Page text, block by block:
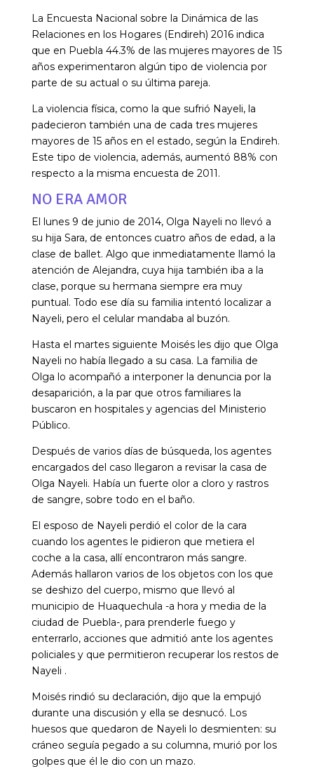
La Encuesta Nacional sobre la Dinámica de las
Relaciones en los Hogares (Endireh) 2016 indica
que en Puebla 44.3% de las mujeres mayores de 15
años experimentaron algún tipo de violencia por
parte de su actual o su última pareja.
La violencia física, como la que sufrió Nayeli, la
padecieron también una de cada tres mujeres
mayores de 15 años en el estado, según la Endireh.
Este tipo de violencia, además, aumentó 88% con
respecto a la misma encuesta de 2011.
NO ERA AMOR
El lunes 9 de junio de 2014, Olga Nayeli no llevó a
su hija Sara, de entonces cuatro años de edad, a la
clase de ballet. Algo que inmediatamente llamó la
atención de Alejandra, cuya hija también iba a la
clase, porque su hermana siempre era muy
puntual. Todo ese día su familia intentó localizar a
Nayeli, pero el celular mandaba al buzón.
Hasta el martes siguiente Moisés les dijo que Olga
Nayeli no había llegado a su casa. La familia de
Olga lo acompañó a interponer la denuncia por la
desaparición, a la par que otros familiares la
buscaron en hospitales y agencias del Ministerio
Público.
Después de varios días de búsqueda, los agentes
encargados del caso llegaron a revisar la casa de
Olga Nayeli. Había un fuerte olor a cloro y rastros
de sangre, sobre todo en el baño.
El esposo de Nayeli perdió el color de la cara
cuando los agentes le pidieron que metiera el
coche a la casa, allí encontraron más sangre.
Además hallaron varios de los objetos con los que
se deshizo del cuerpo, mismo que llevó al
municipio de Huaquechula -a hora y media de la
ciudad de Puebla-, para prenderle fuego y
enterrarlo, acciones que admitió ante los agentes
policiales y que permitieron recuperar los restos de
Nayeli .
Moisés rindió su declaración, dijo que la empujó
durante una discusión y ella se desnucó. Los
huesos que quedaron de Nayeli lo desmienten: su
cráneo seguía pegado a su columna, murió por los
golpes que él le dio con un mazo.